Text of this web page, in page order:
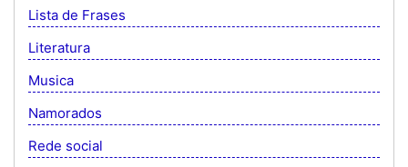
Lista de Frases
Literatura
Musica
Namorados
Rede social